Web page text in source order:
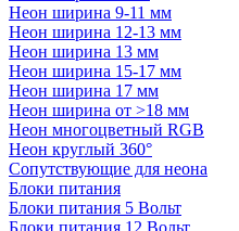
Неон ширина 9-11 мм
Неон ширина 12-13 мм
Неон ширина 13 мм
Неон ширина 15-17 мм
Неон ширина 17 мм
Неон ширина от >18 мм
Неон многоцветный RGB
Неон круглый 360°
Сопутствующие для неона
Блоки питания
Блоки питания 5 Вольт
Блоки питания 12 Вольт